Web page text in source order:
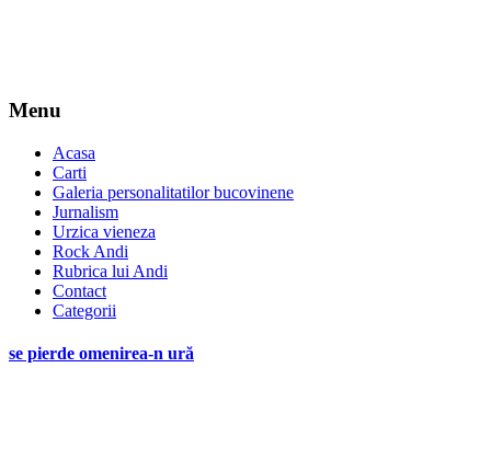
Menu
Acasa
Carti
Galeria personalitatilor bucovinene
Jurnalism
Urzica vieneza
Rock Andi
Rubrica lui Andi
Contact
Categorii
se pierde omenirea-n ură